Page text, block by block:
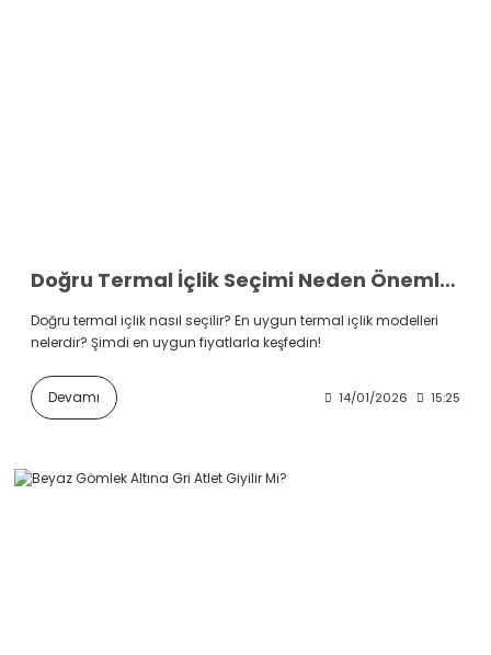
Doğru Termal İçlik Seçimi Neden Önemlidir?
Doğru termal içlik nasıl seçilir? En uygun termal içlik modelleri
nelerdir? Şimdi en uygun fiyatlarla keşfedin!
Devamı 14/01/2026 15:25